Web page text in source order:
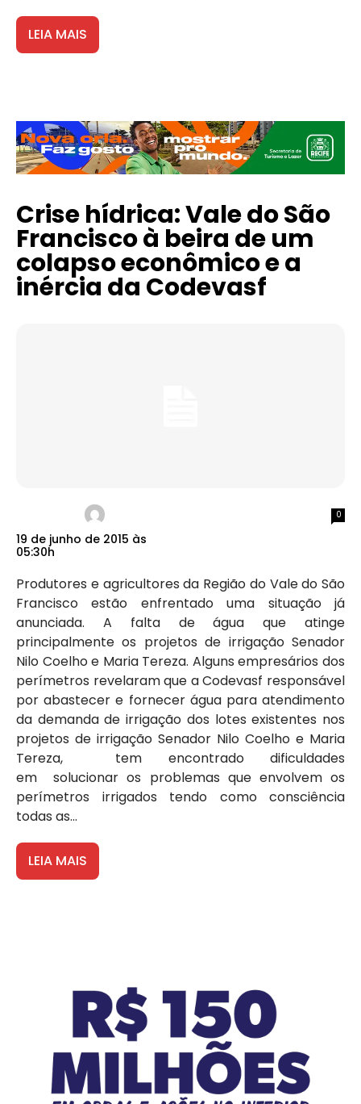
LEIA MAIS
Crise hídrica: Vale do São
Francisco à beira de um
colapso econômico e a
inércia da Codevasf
19 de junho de 2015 às
05:30h
0
Produtores e agricultores da Região do Vale do São
Francisco estão enfrentado uma situação já
anunciada. A falta de água que atinge
principalmente os projetos de irrigação Senador
Nilo Coelho e Maria Tereza. Alguns empresários dos
perímetros revelaram que a Codevasf responsável
por abastecer e fornecer água para atendimento
da demanda de irrigação dos lotes existentes nos
projetos de irrigação Senador Nilo Coelho e Maria
Tereza, tem encontrado dificuldades
em solucionar os problemas que envolvem os
perímetros irrigados tendo como consciência
todas as...
LEIA MAIS